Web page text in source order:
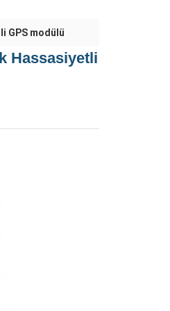
GPS modülü
Hassasiyetli